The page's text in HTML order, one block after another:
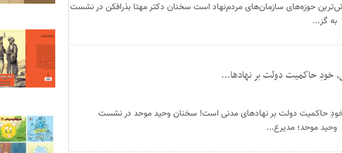
حوزه‌های سازمان‌های مردم‌نهاد است سخنان دکتر مهتا بذرافکن در نشست
به گز...
خودِ حاکمیت دولت بر نهادها...
حاکمیت دولت بر نهادهای مدنی است! سخنان وحید موحد در نشست
موحد؛ مدیرع...